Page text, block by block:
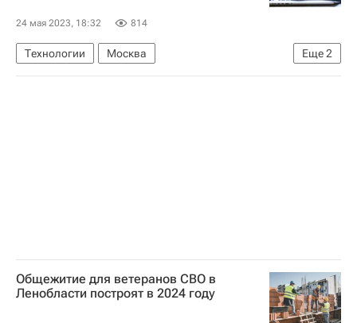
24 мая 2023, 18:32 814
Еще2
Технологии
Москва
Сергей Кузнецов (архитектор)
Общежитие для ветеранов СВО в
Ленобласти построят в 2024 году